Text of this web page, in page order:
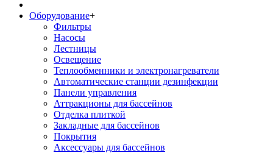
Оборудование+
Фильтры
Насосы
Лестницы
Освещение
Теплообменники и электронагреватели
Автоматические станции дезинфекции
Панели управления
Аттракционы для бассейнов
Отделка плиткой
Закладные для бассейнов
Покрытия
Аксессуары для бассейнов